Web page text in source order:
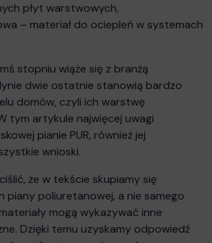
płyt warstwowych,
– materiał do ociepleń w systemach
stopniu wiąże się z branżą
dwie ostatnie stanowią bardzo
domów, czyli ich warstwę
tym artykule najwięcej uwagi
pianie PUR, również jej
wnioski.
że w tekście skupiamy się
piany poliuretanowej, a nie samego
mogą wykazywać inne
Dzięki temu uzyskamy odpowiedź